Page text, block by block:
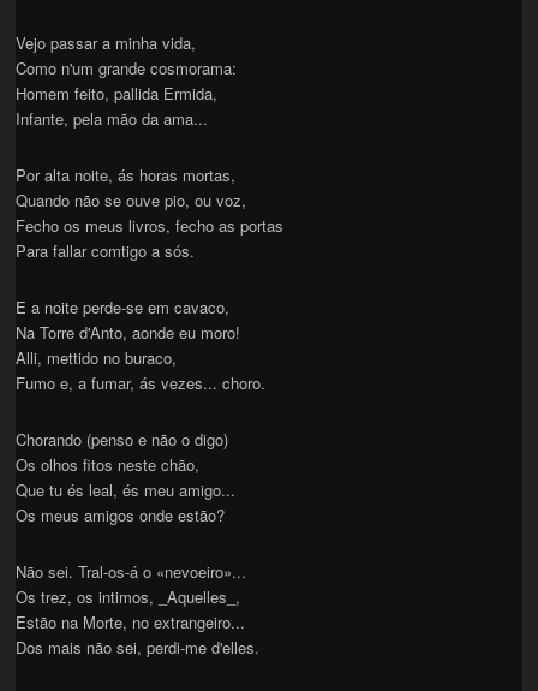
Vejo passar a minha vida,
Como n'um grande cosmorama:
Homem feito, pallida Ermida,
Infante, pela mão da ama...
Por alta noite, ás horas mortas,
Quando não se ouve pio, ou voz,
Fecho os meus livros, fecho as portas
Para fallar comtigo a sós.
E a noite perde-se em cavaco,
Na Torre d'Anto, aonde eu moro!
Alli, mettido no buraco,
Fumo e, a fumar, ás vezes... choro.
Chorando (penso e não o digo)
Os olhos fitos neste chão,
Que tu és leal, és meu amigo...
Os meus amigos onde estão?
Não sei. Tral-os-á o «nevoeiro»...
Os trez, os intimos, _Aquelles_,
Estão na Morte, no extrangeiro...
Dos mais não sei, perdi-me d'elles.